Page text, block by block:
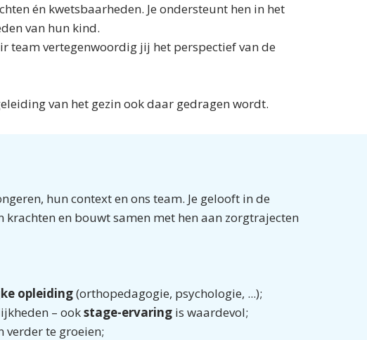
én kwetsbaarheden. Je ondersteunt hen in het
van hun kind.
team vertegenwoordig jij het perspectief van de
van het gezin ook daar gedragen wordt.
hun context en ons team. Je gelooft in de
en bouwt samen met hen aan zorgtrajecten
opleiding(orthopedagogie, psychologie, ...);
– ookstage-ervaring is waardevol;
verder te groeien;